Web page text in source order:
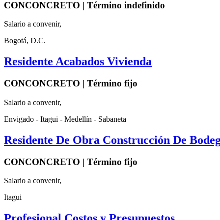
CONCONCRETO | Término indefinido
Salario a convenir,
Bogotá, D.C.
Residente Acabados Vivienda
CONCONCRETO | Término fijo
Salario a convenir,
Envigado - Itagui - Medellín - Sabaneta
Residente De Obra Construcción De
CONCONCRETO | Término fijo
Salario a convenir,
Itagui